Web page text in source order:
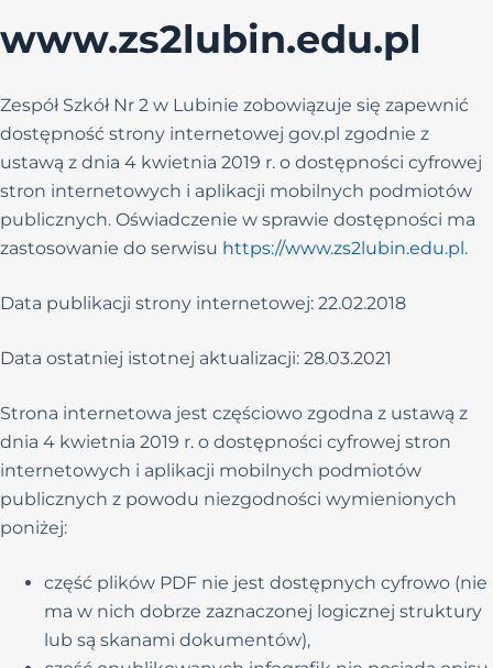
www.zs2lubin.edu.pl
Zespół Szkół Nr 2 w Lubinie zobowiązuje się zapewnić
dostępność strony internetowej gov.pl zgodnie z
ustawą z dnia 4 kwietnia 2019 r. o dostępności cyfrowej
stron internetowych i aplikacji mobilnych podmiotów
publicznych. Oświadczenie w sprawie dostępności ma
zastosowanie do serwisu https://www.zs2lubin.edu.pl.
Data publikacji strony internetowej: 22.02.2018
Data ostatniej istotnej aktualizacji: 28.03.2021
Strona internetowa jest częściowo zgodna z ustawą z
dnia 4 kwietnia 2019 r. o dostępności cyfrowej stron
internetowych i aplikacji mobilnych podmiotów
publicznych z powodu niezgodności wymienionych
poniżej:
część plików PDF nie jest dostępnych cyfrowo (nie
ma w nich dobrze zaznaczonej logicznej struktury
lub są skanami dokumentów),